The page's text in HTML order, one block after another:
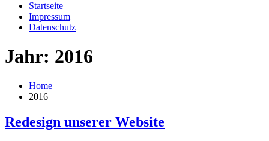
Startseite
Impressum
Datenschutz
Jahr: 2016
Home
2016
Redesign unserer Website